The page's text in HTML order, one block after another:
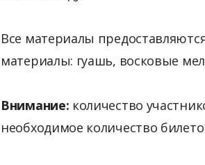
Все материалы
материалы: гуашь, восковые
Внимание: количество
необходимое количество